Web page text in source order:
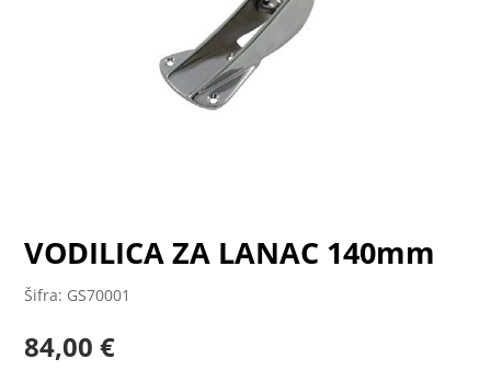
VODILICA ZA LANAC 140mm
Šifra: GS70001
84,00€